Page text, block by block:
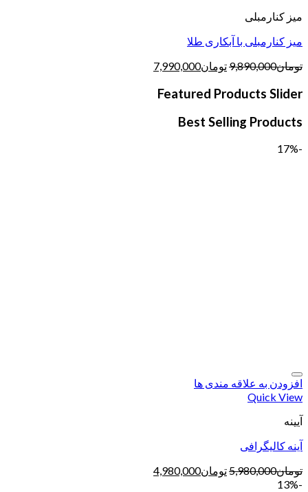
میز کنارمبلی
میز کنارمبلی با آبکاری طلا
تومان9,890,000تومان7,990,000
Featured Products Slider
Best Selling Products
-17%
افزودن به علاقه مندی ها
Quick View
آیینه
آینه کالیگرافی
تومان5,980,000تومان4,980,000
-13%